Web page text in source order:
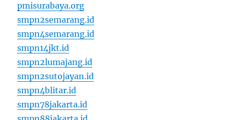
pmisurabaya.org
smpn2semarang.id
smpn4semarang.id
smpn14jkt.id
smpn2lumajang.id
smpn2sutojayan.id
smpn4blitar.id
smpn78jakarta.id